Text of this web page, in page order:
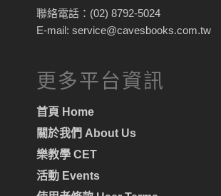
聯絡電話：(02) 8792-5024
E-mail: service@cavesbooks.com.tw
更多平台資訊
首頁 Home
關於我們 About Us
樂教學 CET
活動 Events